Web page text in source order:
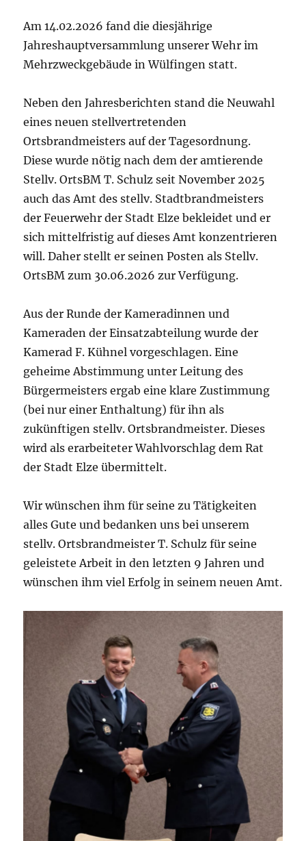
Am 14.02.2026 fand die diesjährige
Jahreshauptversammlung unserer Wehr im
Mehrzweckgebäude in Wülfingen statt.
Neben den Jahresberichten stand die Neuwahl
eines neuen stellvertretenden
Ortsbrandmeisters auf der Tagesordnung.
Diese wurde nötig nach dem der amtierende
Stellv. OrtsBM T. Schulz seit November 2025
auch das Amt des stellv. Stadtbrandmeisters
der Feuerwehr der Stadt Elze bekleidet und er
sich mittelfristig auf dieses Amt konzentrieren
will. Daher stellt er seinen Posten als Stellv.
OrtsBM zum 30.06.2026 zur Verfügung.
Aus der Runde der Kameradinnen und
Kameraden der Einsatzabteilung wurde der
Kamerad F. Kühnel vorgeschlagen. Eine
geheime Abstimmung unter Leitung des
Bürgermeisters ergab eine klare Zustimmung
(bei nur einer Enthaltung) für ihn als
zukünftigen stellv. Ortsbrandmeister. Dieses
wird als erarbeiteter Wahlvorschlag dem Rat
der Stadt Elze übermittelt.
Wir wünschen ihm für seine zu Tätigkeiten
alles Gute und bedanken uns bei unserem
stellv. Ortsbrandmeister T. Schulz für seine
geleistete Arbeit in den letzten 9 Jahren und
wünschen ihm viel Erfolg in seinem neuen Amt.